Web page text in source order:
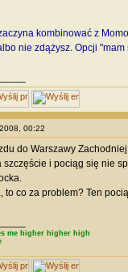
kombinować z
nie zdążysz. Opcji
2008, 00:22
do Warszawy
szczęście i pociąg się nie
to co za problem? Ten
me higher higher high